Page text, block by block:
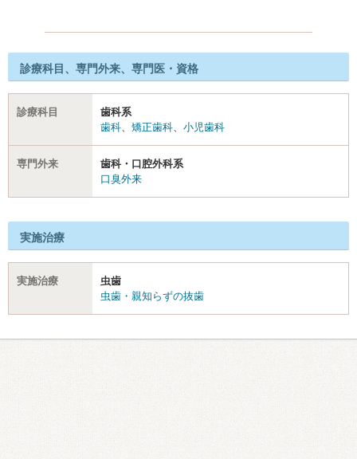
診療科目、専門外来、専門医・資格
診療科目
歯科系
歯科、 矯正歯科、 小児歯科
専門外来
歯科・口腔外科系
口臭外来
実施治療
実施治療
虫歯
虫歯・親知らずの抜歯